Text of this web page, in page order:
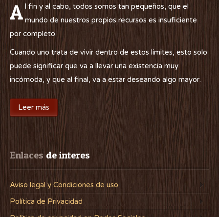
A l fin y al cabo, todos somos tan pequeños, que el
mundo de nuestros propios recursos es insuficiente
por completo.
Cuando uno trata de vivir dentro de estos límites, esto solo
puede significar que va a llevar una existencia muy
incómoda, y que al final, va a estar deseando algo mayor.
Leer más
Enlaces de interes
Aviso legal y Condiciones de uso
Política de Privacidad